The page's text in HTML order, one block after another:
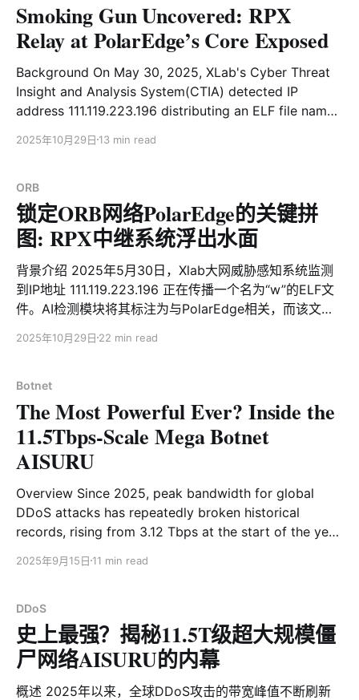
本运行时输出的信息以及使用wolfssl库，我们将它命名为
Kimwolf. Kimwolf 是一个使用 NDK 编译的僵尸网络，除
具备典型的 DDoS 攻击能力外，还集成了代理转发、反向
Shell 和文件管理等功能。从整体架构来看，其功能设计
并不复杂，但其中仍有一些值得关注的亮点：例如，该样
本采用了简单而有效的栈异或（Stack XOR）操作对敏感
数据进行加密；同时利用 DNS over TLS（DoT）协议封
装 DNS 请求，以规避传统安全检测。此外，其 C2 身份
验签通过后才接受通信指令。近期更引入EtherHiding技
术以区块链域名对抗处置，
Smoking Gun Uncovered: RPX
Relay at PolarEdge’s Core Exposed
Background On May 30, 2025, XLab's Cyber Threat
Insight and Analysis System(CTIA) detected IP
address 111.119.223.196 distributing an ELF file named
PolarEdge-related, yet it returned zero positive hits
2025年10月29日 13 min read
ORB
锁定ORB网络PolarEdge的关键拼
图: RPX中继系统浮出水面
背景介绍 2025年5月30日，Xlab大网威胁感知系统监测
到IP地址 111.119.223.196 正在传播一个名为“w”的ELF文
件。AI检测模块将其标注为与PolarEdge相关，而该文件
PolarEdge是否已悄然启动新一轮活动的猜测。带着好
前从未被公开记录的组件RPX_Client浮出水面。该组件的
主要功能是将受控设备接入指定C2节点的代理池，为其提
供代理服务，并支持远程命令执行。 PolarEdge由安全厂
商Sekoia于2025年2月25日首次披露。该威胁利用存在
漏洞的IoT，边缘网络设备，并结合购买的VPS，疑似构建
网络，用以协助实施各类网络犯罪活动。ORB网络在功能
上类似住宅代理，它的核心目标并非直接实施破坏性攻
击，而是致力于长期潜伏与流量混淆，属于典型的基础服
务型恶意架构。 ORB网络在规避检测，隐藏网络攻击的来
2025年10月29日 22 min read
Botnet
The Most Powerful Ever? Inside the
11.5Tbps-Scale Mega Botnet
AISURU
Overview Since 2025, peak bandwidth for global
DDoS attacks has repeatedly broken historical
records, rising from 3.12 Tbps at the start of the year
impact or record-breaking attack incidents, we
operating behind the scenes.
2025年9月15日 11 min read
DDoS
史上最强？揭秘11.5T级超大规模僵
尸网络AISURU的内幕
概述 2025年以来，全球DDoS攻击的带宽峰值不断刷新